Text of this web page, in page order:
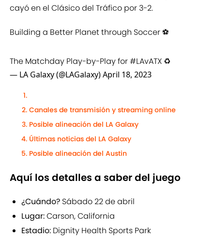
cayó en el Clásico del Tráfico por 3-2.
Building a Better Planet through Soccer ⚽️
The Matchday Play-by-Play for#LAvATX ♻️
— LA Galaxy (@LAGalaxy)April 18, 2023
Canales de transmisión y streaming online
Posible alineación del LA Galaxy
Últimas noticias del LA Galaxy
Posible alineación del Austin
Aquí los detalles a saber del juego
¿Cuándo? Sábado 22 de abril
Lugar:Carson, California
Estadio: Dignity Health Sports Park